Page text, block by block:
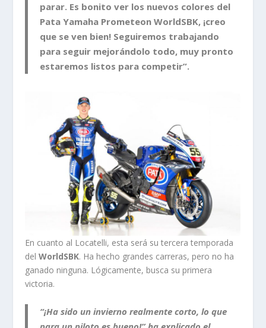
parar. Es bonito ver los nuevos colores del
Pata Yamaha Prometeon WorldSBK, ¡creo
que se ven bien! Seguiremos trabajando
para seguir mejorándolo todo, muy pronto
estaremos listos para competir”.
En cuanto al Locatelli, esta será su tercera temporada
delWorldSBK. Ha hecho grandes carreras, pero no ha
ganado ninguna. Lógicamente, busca su primera
victoria.
“¡Ha sido un invierno realmente corto, lo que